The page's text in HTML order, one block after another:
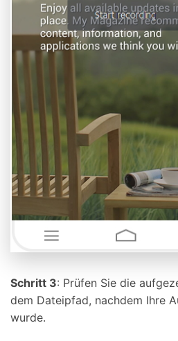
Schritt 3: Prüfen Sie die
dem Dateipfad, nachdem Ihre
wurde.